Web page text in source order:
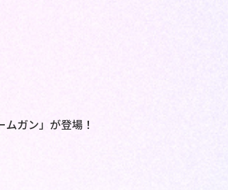
ガン」が登場！